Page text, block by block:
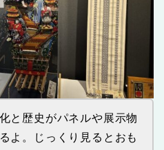
と歴史がパネルや展示物
よ。じっくり見るとおも